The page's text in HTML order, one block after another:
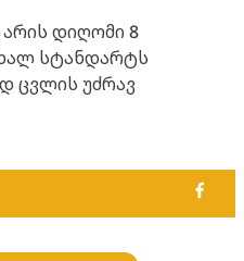
დიღომი 8
სტანდარტს
ცვლის უძრავ